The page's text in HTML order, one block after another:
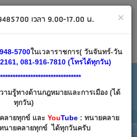
decha007@decha.com
ระบบ สมัครสมาชิก
×
เวลา 9.00-17.00 น.
5700ในเวลาราชการ( วันจันทร์-วัน
081-916-7810 (โทรได้ทุกวัน)
มรู้ทางด้านกฎหมายและการเมือง (ได้
ทุกวัน)
ลายทุกข์ และ YouTube: ทนายคลาย
นายคลายทุกข์ ได้ทุกวันครับ